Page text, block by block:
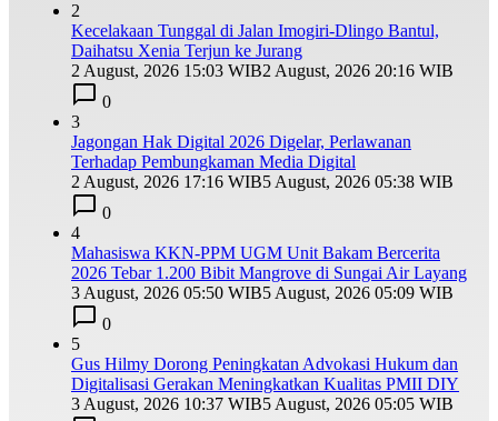
2
Kecelakaan Tunggal di Jalan Imogiri-Dlingo Bantul,
Daihatsu Xenia Terjun ke Jurang
2 August, 2026 15:03 WIB2 August, 2026 20:16 WIB
0
3
Jagongan Hak Digital 2026 Digelar, Perlawanan
Terhadap Pembungkaman Media Digital
2 August, 2026 17:16 WIB5 August, 2026 05:38 WIB
0
4
Mahasiswa KKN-PPM UGM Unit Bakam Bercerita
2026 Tebar 1.200 Bibit Mangrove di Sungai Air Layang
3 August, 2026 05:50 WIB5 August, 2026 05:09 WIB
0
5
Gus Hilmy Dorong Peningkatan Advokasi Hukum dan
Digitalisasi Gerakan Meningkatkan Kualitas PMII DIY
3 August, 2026 10:37 WIB5 August, 2026 05:05 WIB